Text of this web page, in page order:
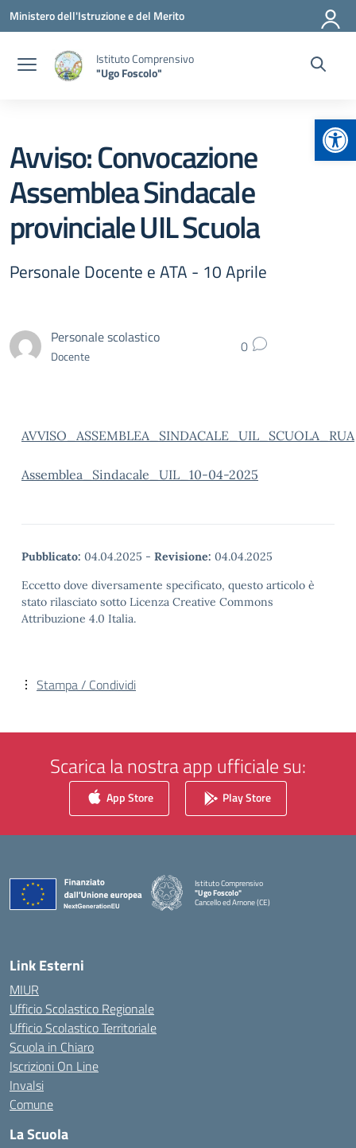
Vai ai contenuti
Vai al menu di navigazione
Vai al footer
Ministero dell'Istruzione e del Merito
Istituto Comprensivo
"Ugo Foscolo"
Avviso: Convocazione
Assemblea Sindacale
provinciale UIL Scuola
Personale Docente e ATA - 10 Aprile
Personale scolastico
Docente 0
AVVISO_ASSEMBLEA_SINDACALE_UIL_SCUOLA_RUA
Assemblea_Sindacale_UIL_10-04-2025
Pubblicato: 04.04.2025 - Revisione: 04.04.2025
Eccetto dove diversamente specificato, questo articolo è
stato rilasciato sotto Licenza Creative Commons
Attribuzione 4.0 Italia.
Stampa / Condividi
Scarica la nostra app ufficiale su:
App Store Play Store
Istituto Comprensivo
"Ugo Foscolo"
Cancello ed Arnone (CE)
Link Esterni
MIUR
Ufficio Scolastico Regionale
Ufficio Scolastico Territoriale
Scuola in Chiaro
Iscrizioni On Line
Invalsi
Comune
La Scuola